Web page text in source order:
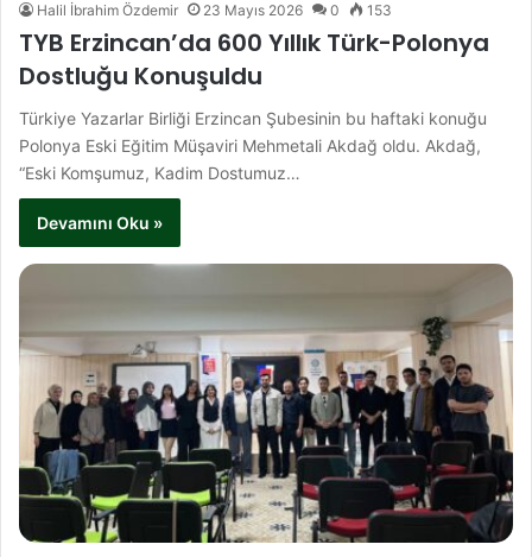
Halil İbrahim Özdemir 23 Mayıs 2026 0 153
TYB Erzincan’da 600 Yıllık Türk-Polonya
Dostluğu Konuşuldu
Türkiye Yazarlar Birliği Erzincan Şubesinin bu haftaki konuğu
Polonya Eski Eğitim Müşaviri Mehmetali Akdağ oldu. Akdağ,
“Eski Komşumuz, Kadim Dostumuz…
Devamını Oku »